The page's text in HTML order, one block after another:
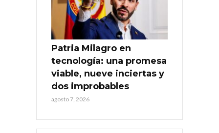
Patria Milagro en
tecnología: una promesa
viable, nueve inciertas y
dos improbables
agosto 7, 2026